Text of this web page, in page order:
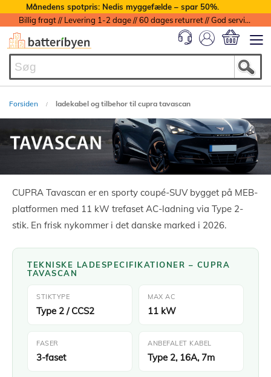
Månedens spotpris: Nedis myggefælde – spar 50%.
Billig fragt // Levering 1-2 dage // 60 dages returret // God service med garanti
Forsiden ladekabel og tilbehor til cupra tavascan
CUPRA Tavascan er en sporty coupé-SUV bygget på MEB-
platformen med 11 kW trefaset AC-ladning via Type 2-
stik. En frisk nykommer i det danske marked i 2026.
TEKNISKE LADESPECIFIKATIONER – CUPRA
TAVASCAN
STIKTYPE
Type 2 / CCS2
MAX AC
11 kW
FASER
3-faset
ANBEFALET KABEL
Type 2, 16A, 7m